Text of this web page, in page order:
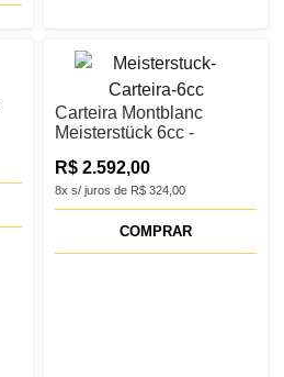
Carteira Montblanc
Meisterstück 6cc -
8x s/ juros de R$ 324,00
R$ 2.592,00
COMPRAR